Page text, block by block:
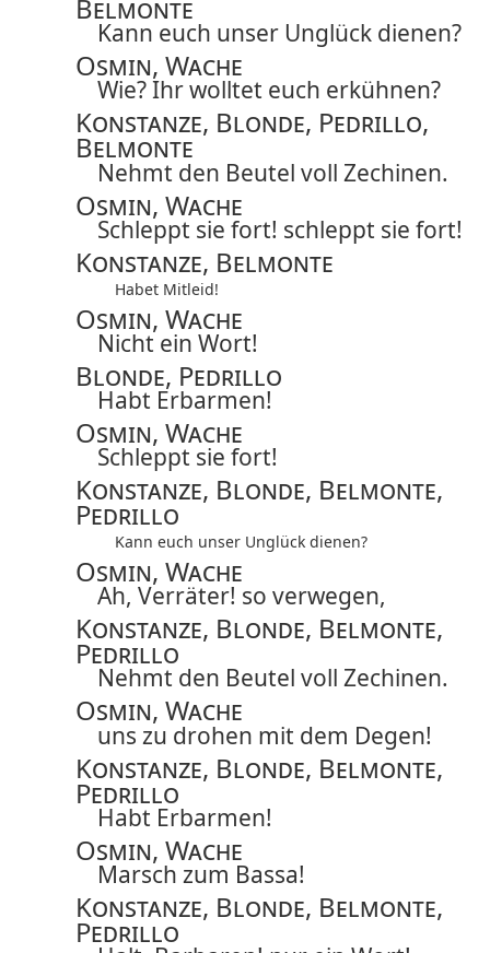
Belmonte
Kann euch unser Unglück dienen?
Osmin, Wache
Wie? Ihr wolltet euch erkühnen?
Konstanze, Blonde, Pedrillo,
Belmonte
Nehmt den Beutel voll Zechinen.
Osmin, Wache
Schleppt sie fort! schleppt sie fort!
Konstanze, Belmonte
Habet Mitleid!
Osmin, Wache
Nicht ein Wort!
Blonde, Pedrillo
Habt Erbarmen!
Osmin, Wache
Schleppt sie fort!
Konstanze, Blonde, Belmonte,
Pedrillo
Kann euch unser Unglück dienen?
Osmin, Wache
Ah, Verräter! so verwegen,
Konstanze, Blonde, Belmonte,
Pedrillo
Nehmt den Beutel voll Zechinen.
Osmin, Wache
uns zu drohen mit dem Degen!
Konstanze, Blonde, Belmonte,
Pedrillo
Habt Erbarmen!
Osmin, Wache
Marsch zum Bassa!
Konstanze, Blonde, Belmonte,
Pedrillo